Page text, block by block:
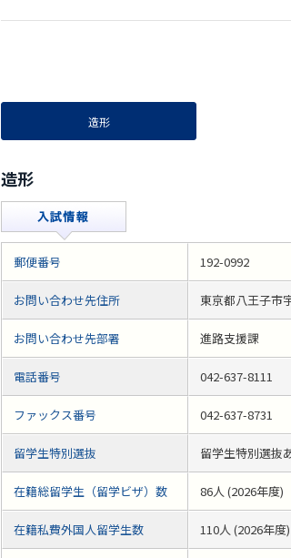
造形
造形
郵便番号 192-0992
お問い合わせ先住所 東京都八王子市
お問い合わせ先部署 進路支援課
電話番号 042-637-8111
ファックス番号 042-637-8731
留学生特別選抜 留学生特別選抜
在籍総留学生（留学ビザ）数 86人 (2026年度)
在籍私費外国人留学生数 110人 (2026年度)